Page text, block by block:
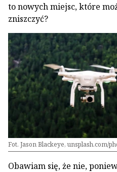
to nowych miejsc, które
zniszczyć?
Fot. Jason Blackeye, unsplash.com/
Obawiam się, że nie,